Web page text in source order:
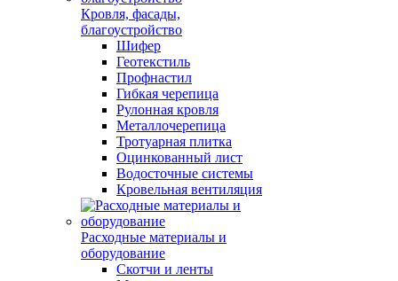
Кровля, фасады,
благоустройство
Шифер
Геотекстиль
Профнастил
Гибкая черепица
Рулонная кровля
Металлочерепица
Тротуарная плитка
Оцинкованный лист
Водосточные системы
Кровельная вентиляция
Расходные материалы и
оборудование
Скотчи и ленты